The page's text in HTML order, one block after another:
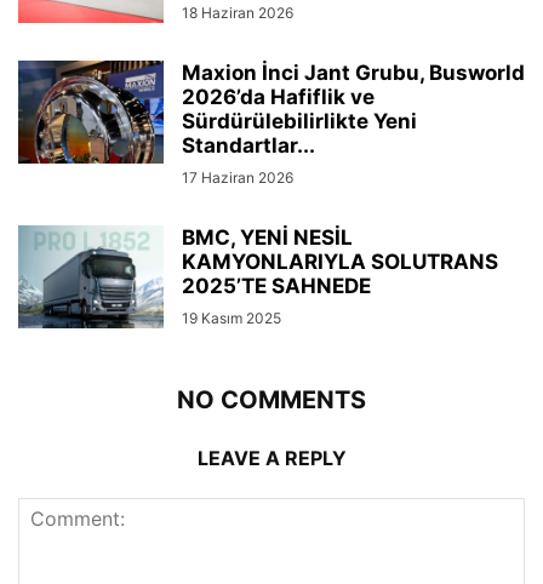
18 Haziran 2026
Maxion İnci Jant Grubu, Busworld
2026’da Hafiflik ve
Sürdürülebilirlikte Yeni
Standartlar...
17 Haziran 2026
BMC, YENİ NESİL
KAMYONLARIYLA SOLUTRANS
2025’TE SAHNEDE
19 Kasım 2025
NO COMMENTS
LEAVE A REPLY